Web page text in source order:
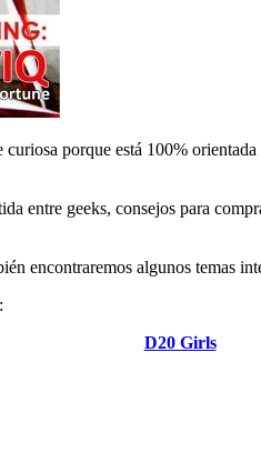
curiosa porque está 100%
entre geeks, consejos para
encontraremos algunos temas
D20 Girls